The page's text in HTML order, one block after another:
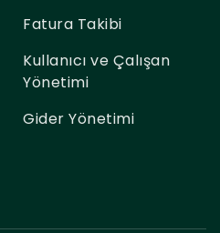
Fatura Takibi
Kullanıcı ve Çalışan
Yönetimi
Gider Yönetimi